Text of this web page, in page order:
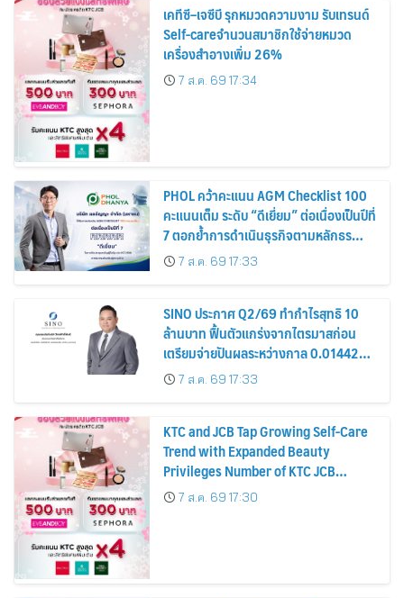
เคทีซี–เจซีบี รุกหมวดความงาม รับเทรนด์
Self-careจำนวนสมาชิกใช้จ่ายหมวด
เครื่องสำอางเพิ่ม 26%
7 ส.ค. 69 17:34
PHOL คว้าคะแนน AGM Checklist 100
คะแนนเต็ม ระดับ “ดีเยี่ยม” ต่อเนื่องเป็นปีที่
7 ตอกย้ำการดำเนินธุรกิจตามหลักธร
รมาภิบาล โปร่งใส สร้างความเชื่อมั่นผู้ถือ
หุ้น
7 ส.ค. 69 17:33
SINO ประกาศ Q2/69 ทำกำไรสุทธิ 10
ล้านบาท ฟื้นตัวแกร่งจากไตรมาสก่อน
เตรียมจ่ายปันผลระหว่างกาล 0.014423
บาทต่อหุ้น ครึ่งปีหลังมุ่งเติบโตต่อเนื่อง
7 ส.ค. 69 17:33
KTC and JCB Tap Growing Self-Care
Trend with Expanded Beauty
Privileges Number of KTC JCB
Cardmembers Spending on
Cosmetics Rises 26%
7 ส.ค. 69 17:30